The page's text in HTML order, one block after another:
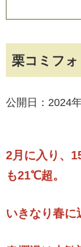
栗コミフ
公開日：2024
2月に入り、
も21℃超。
いきなり春に